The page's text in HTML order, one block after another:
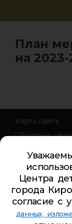
План
на
Карта сайта
Обратная
Турбаза ЦДТ
Телефон Ленина
Телефон Ленина
Телефон
Телефон
Центра
города
согласие с
данных,